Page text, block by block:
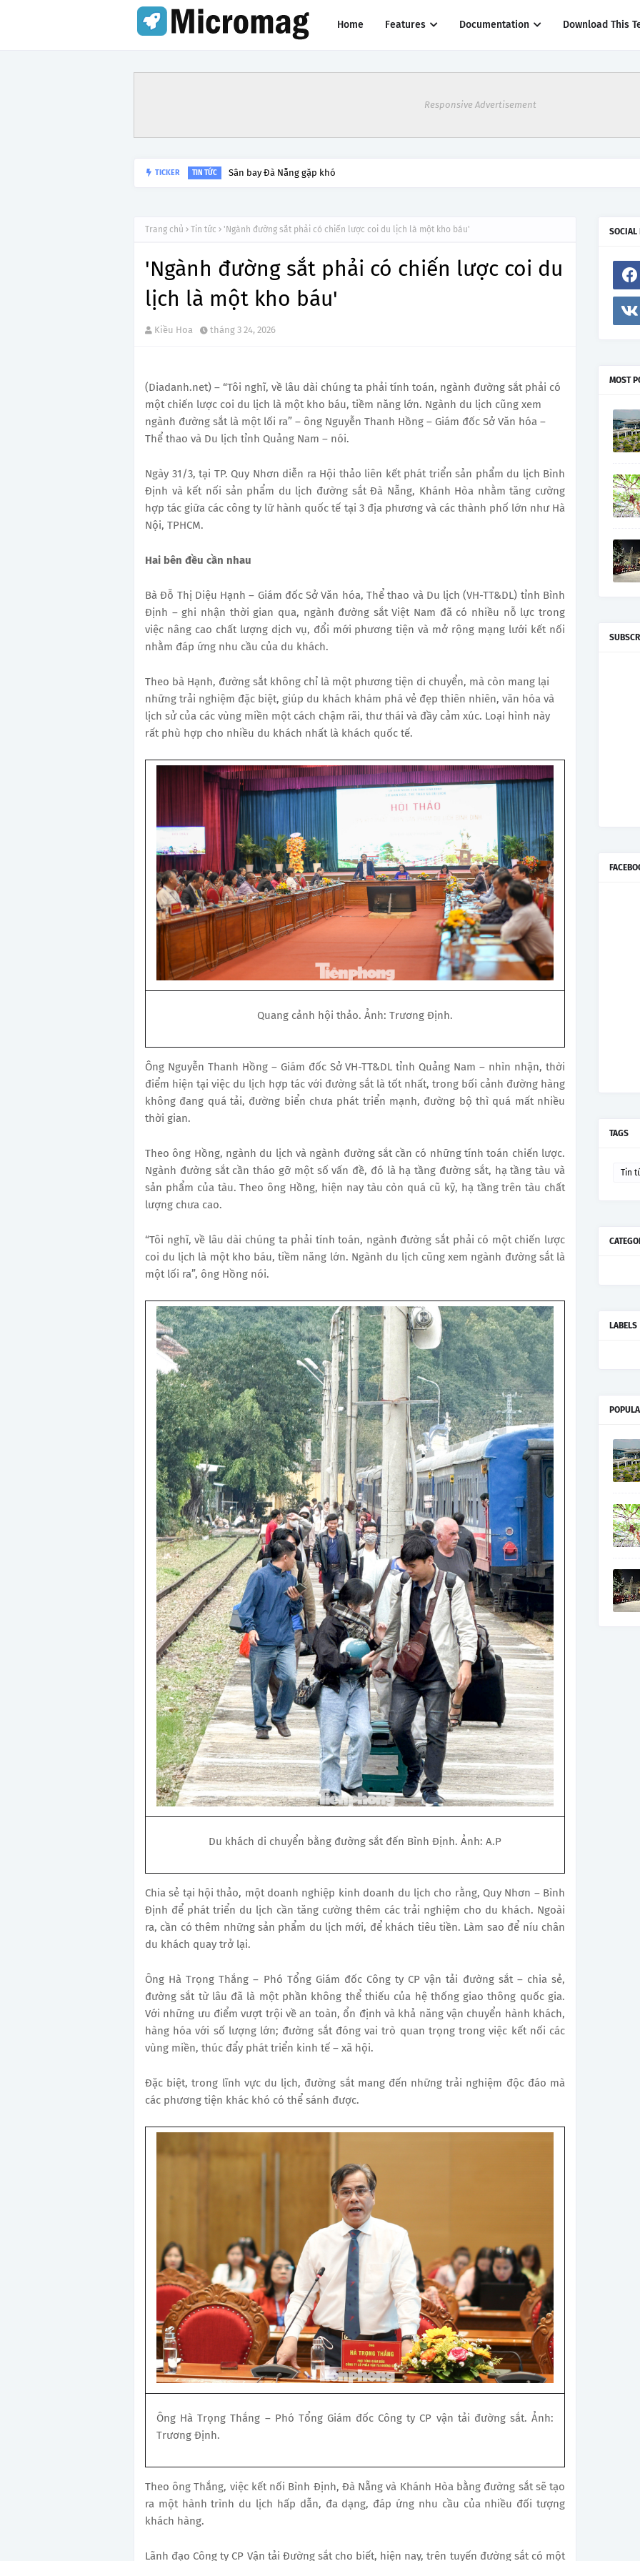
Home Features Documentation Download This
Responsive Advertisement
TICKER TIN TỨC Sân bay Đà Nẵng gặp khó
Trang chủ Tin tức 'Ngành đường sắt phải có chiến lược coi du lịch là một kho báu'
'Ngành đường sắt phải có chiến lược coi du
lịch là một kho báu'
Kiều Hoa tháng 3 24, 2026
(Diadanh.net) – “Tôi nghĩ, về lâu dài chúng ta phải tính toán, ngành đường sắt phải có
một chiến lược coi du lịch là một kho báu, tiềm năng lớn. Ngành du lịch cũng xem
ngành đường sắt là một lối ra” – ông Nguyễn Thanh Hồng – Giám đốc Sở Văn hóa –
Thể thao và Du lịch tỉnh Quảng Nam – nói.
Ngày 31/3, tại TP. Quy Nhơn diễn ra Hội thảo liên kết phát triển sản phẩm du lịch Bình
Định và kết nối sản phẩm du lịch đường sắt Đà Nẵng, Khánh Hòa nhằm tăng cường
hợp tác giữa các công ty lữ hành quốc tế tại 3 địa phương và các thành phố lớn như Hà
Nội, TPHCM.
Hai bên đều cần nhau
Bà Đỗ Thị Diệu Hạnh – Giám đốc Sở Văn hóa, Thể thao và Du lịch (VH-TT&DL) tỉnh Bình
Định – ghi nhận thời gian qua, ngành đường sắt Việt Nam đã có nhiều nỗ lực trong
việc nâng cao chất lượng dịch vụ, đổi mới phương tiện và mở rộng mạng lưới kết nối
nhằm đáp ứng nhu cầu của du khách.
Theo bà Hạnh, đường sắt không chỉ là một phương tiện di chuyển, mà còn mang lại
những trải nghiệm đặc biệt, giúp du khách khám phá vẻ đẹp thiên nhiên, văn hóa và
lịch sử của các vùng miền một cách chậm rãi, thư thái và đầy cảm xúc. Loại hình này
rất phù hợp cho nhiều du khách nhất là khách quốc tế.
Quang cảnh hội thảo. Ảnh: Trương Định.
Ông Nguyễn Thanh Hồng – Giám đốc Sở VH-TT&DL tỉnh Quảng Nam – nhìn nhận, thời
điểm hiện tại việc du lịch hợp tác với đường sắt là tốt nhất, trong bối cảnh đường hàng
không đang quá tải, đường biển chưa phát triển mạnh, đường bộ thì quá mất nhiều
thời gian.
Theo ông Hồng, ngành du lịch và ngành đường sắt cần có những tính toán chiến lược.
Ngành đường sắt cần tháo gỡ một số vấn đề, đó là hạ tầng đường sắt, hạ tầng tàu và
sản phẩm của tàu. Theo ông Hồng, hiện nay tàu còn quá cũ kỹ, hạ tầng trên tàu chất
lượng chưa cao.
“Tôi nghĩ, về lâu dài chúng ta phải tính toán, ngành đường sắt phải có một chiến lược
coi du lịch là một kho báu, tiềm năng lớn. Ngành du lịch cũng xem ngành đường sắt là
một lối ra”, ông Hồng nói.
Du khách di chuyển bằng đường sắt đến Bình Định. Ảnh: A.P
Chia sẻ tại hội thảo, một doanh nghiệp kinh doanh du lịch cho rằng, Quy Nhơn – Bình
Định để phát triển du lịch cần tăng cường thêm các trải nghiệm cho du khách. Ngoài
ra, cần có thêm những sản phẩm du lịch mới, để khách tiêu tiền. Làm sao để níu chân
du khách quay trở lại.
Ông Hà Trọng Thắng – Phó Tổng Giám đốc Công ty CP vận tải đường sắt – chia sẻ,
đường sắt từ lâu đã là một phần không thể thiếu của hệ thống giao thông quốc gia.
Với những ưu điểm vượt trội về an toàn, ổn định và khả năng vận chuyển hành khách,
hàng hóa với số lượng lớn; đường sắt đóng vai trò quan trọng trong việc kết nối các
vùng miền, thúc đẩy phát triển kinh tế – xã hội.
Đặc biệt, trong lĩnh vực du lịch, đường sắt mang đến những trải nghiệm độc đáo mà
các phương tiện khác khó có thể sánh được.
Ông Hà Trọng Thắng – Phó Tổng Giám đốc Công ty CP vận tải đường sắt. Ảnh:
Trương Định.
Theo ông Thắng, việc kết nối Bình Định, Đà Nẵng và Khánh Hòa bằng đường sắt sẽ tạo
ra một hành trình du lịch hấp dẫn, đa dạng, đáp ứng nhu cầu của nhiều đối tượng
khách hàng.
Lãnh đạo Công ty CP Vận tải Đường sắt cho biết, hiện nay, trên tuyến đường sắt có một
SOCIAL
MOST
TAGS
Tin
LABELS